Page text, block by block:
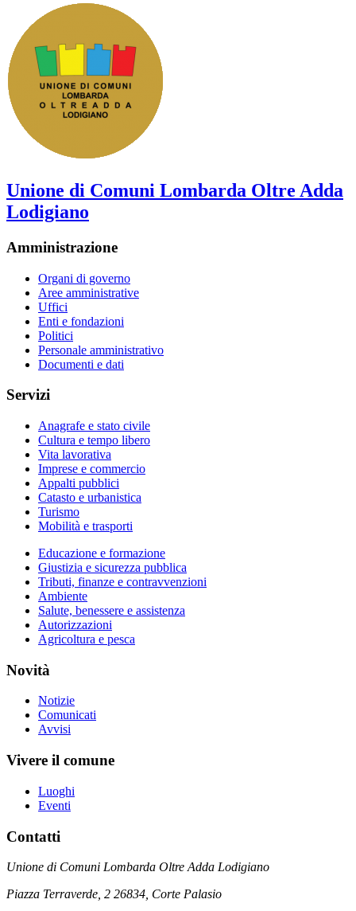
Unione di Comuni Lombarda Oltre Adda
Lodigiano
Amministrazione
Organi di governo
Aree amministrative
Uffici
Enti e fondazioni
Politici
Personale amministrativo
Documenti e dati
Servizi
Anagrafe e stato civile
Cultura e tempo libero
Vita lavorativa
Imprese e commercio
Appalti pubblici
Catasto e urbanistica
Turismo
Mobilità e trasporti
Educazione e formazione
Giustizia e sicurezza pubblica
Tributi, finanze e contravvenzioni
Ambiente
Salute, benessere e assistenza
Autorizzazioni
Agricoltura e pesca
Novità
Notizie
Comunicati
Avvisi
Vivere il comune
Luoghi
Eventi
Contatti
Unione di Comuni Lombarda Oltre Adda Lodigiano
Piazza Terraverde, 2 26834, Corte Palasio